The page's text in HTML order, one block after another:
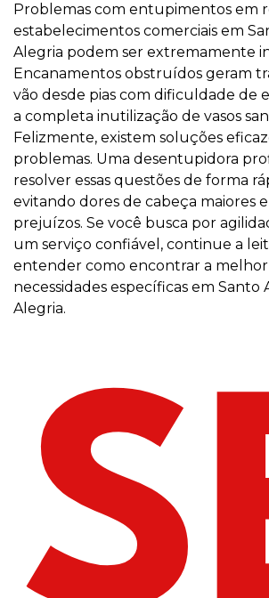
Problemas com entupimentos em
estabelecimentos comerciais em
Alegria podem ser extremamente
Encanamentos obstruídos geram
vão desde pias com dificuldade de
a completa inutilização de vasos
Felizmente, existem soluções
problemas. Uma desentupidora
resolver essas questões de forma
evitando dores de cabeça maiores
prejuízos. Se você busca por
um serviço confiável, continue a
entender como encontrar a melhor
necessidades específicas em Santo
Alegria.